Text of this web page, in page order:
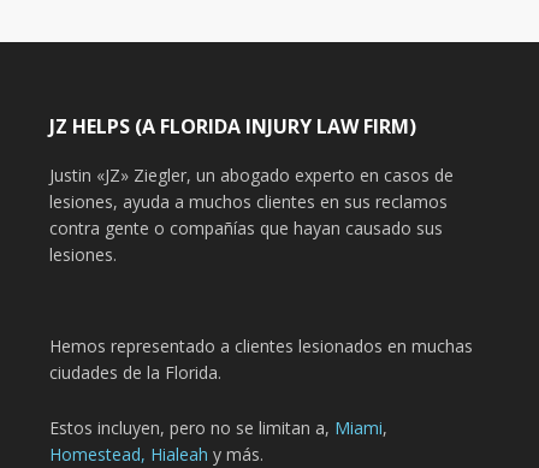
JZ HELPS (A FLORIDA INJURY LAW FIRM)
Justin «JZ» Ziegler, un abogado experto en casos de
lesiones, ayuda a muchos clientes en sus reclamos
contra gente o compañías que hayan causado sus
lesiones.
Hemos representado a clientes lesionados en muchas
ciudades de la Florida.
Estos incluyen, pero no se limitan a, Miami,
Homestead, Hialeah y más.